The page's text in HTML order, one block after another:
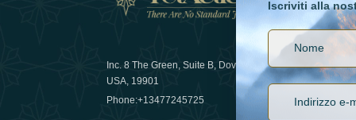
Inc. 8 The Green, Suite B, Dover, DE
USA, 19901
Phone:+13477245725
Come la
lusso nel
Iscriviti alla